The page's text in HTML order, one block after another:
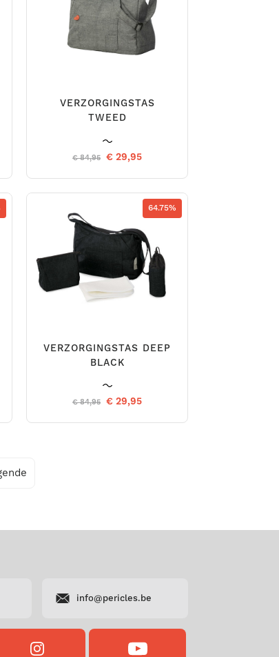
VERZORGINGSTAS
TWEED
€ 84,95 € 29,95
64.75%
VERZORGINGSTAS DEEP
BLACK
€ 84,95 € 29,95
info@pericles.be
INSTAGRAM YOUTUBE